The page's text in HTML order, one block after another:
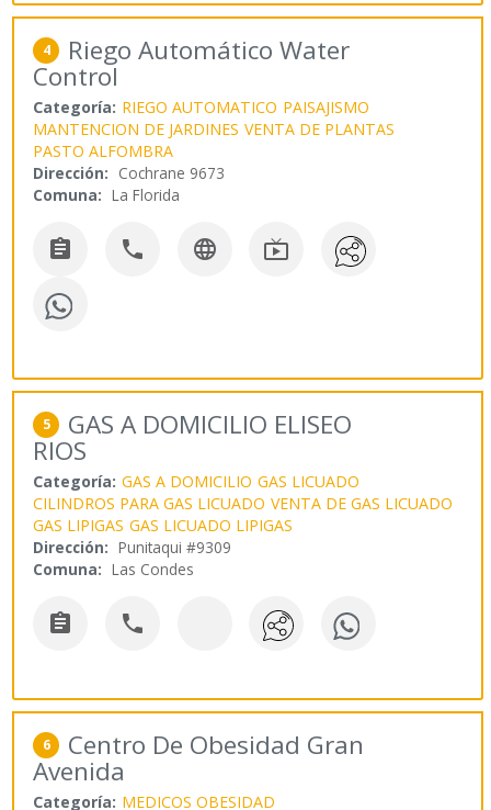
4 Riego Automático Water
Control
Categoría: RIEGO AUTOMATICO PAISAJISMO
MANTENCION DE JARDINES VENTA DE PLANTAS
PASTO ALFOMBRA
Dirección: Cochrane 9673
Comuna: La Florida
   
5 GAS A DOMICILIO ELISEO
RIOS
Categoría: GAS A DOMICILIO GAS LICUADO
CILINDROS PARA GAS LICUADO VENTA DE GAS LICUADO
GAS LIPIGAS GAS LICUADO LIPIGAS
Dirección: Punitaqui #9309
Comuna: Las Condes
 
6 Centro De Obesidad Gran
Avenida
Categoría: MEDICOS OBESIDAD